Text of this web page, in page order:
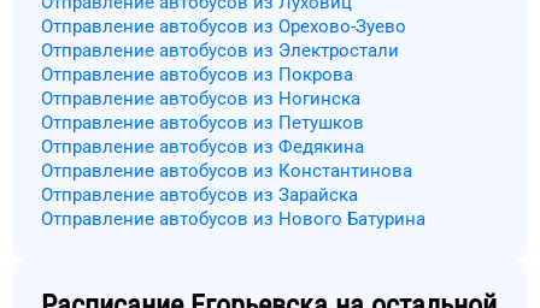
Отправление автобусов из Орехово-Зуево
Отправление автобусов из Электростали
Отправление автобусов из Покрова
Отправление автобусов из Ногинска
Отправление автобусов из Петушков
Отправление автобусов из Федякина
Отправление автобусов из Константинова
Отправление автобусов из Зарайска
Отправление автобусов из Нового Батурина